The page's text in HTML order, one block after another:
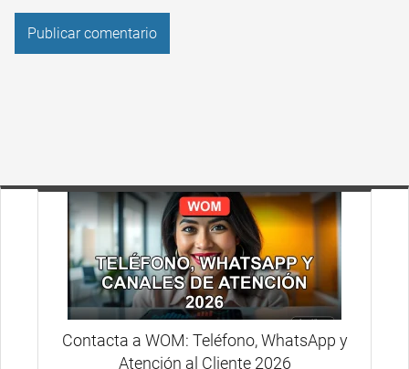
Contacta a WOM: Teléfono, WhatsApp y
Atención al Cliente 2026